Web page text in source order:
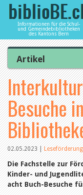
Informationen für die Schul-
und Gemeindebibliotheken
des Kantons Bern
Home
News und
Bibliotheken
Agenda
Artikel
Zur Artikelübersicht
Lesenswert
Gut bewertet
Kategorien
Aus dem Amt für Kultur
Aus der Kommission
Aus den Bibliotheken
Organisation
Raum und Infrastruktur
Bestand
Benutzung
Finanzen
Personal
Besuche
02.05.2023|
Die Fachstelle zur
Kinder- und
acht Buch-Besuche